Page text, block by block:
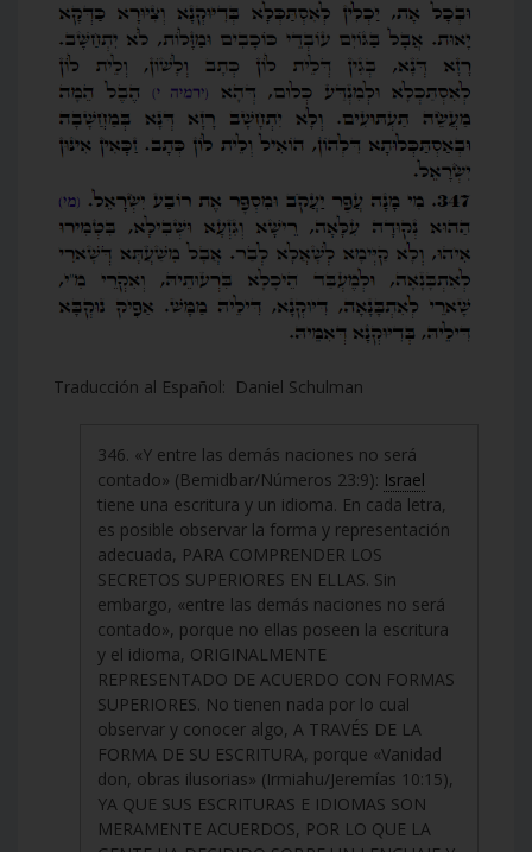
Traducción al Español: Daniel Schulman
346. «Y entre las demás naciones no será
contado» (Bemidbar/Números 23:9): Israel
tiene una escritura y un idioma. En cada letra,
es posible observar la forma y representación
adecuada, PARA COMPRENDER LOS
SECRETOS SUPERIORES EN ELLAS. Sin
embargo, «entre las demás naciones no será
contado», porque no ellas poseen la escritura
y el idioma, ORIGINALMENTE
REPRESENTADO DE ACUERDO CON FORMAS
SUPERIORES. No tienen nada por lo cual
observar y conocer algo, A TRAVÉS DE LA
FORMA DE SU ESCRITURA, porque «Vanidad
don, obras ilusorias» (Irmiahu/Jeremías 10:15),
YA QUE SUS ESCRITURAS E IDIOMAS SON
MERAMENTE ACUERDOS, POR LO QUE LA